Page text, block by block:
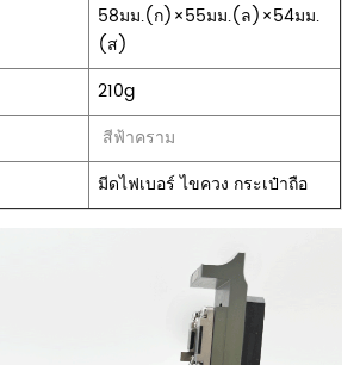
58มม.(ก)×55มม.(ล)×54มม.
(ส)
210g
สีฟ้าคราม
มีดไฟเบอร์ ไขควง กระเป๋าถือ